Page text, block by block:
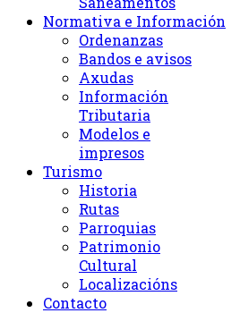
Normativa e Información
Ordenanzas
Bandos e avisos
Axudas
Información
Tributaria
Modelos e
impresos
Turismo
Historia
Rutas
Parroquias
Patrimonio
Cultural
Localizacións
Contacto